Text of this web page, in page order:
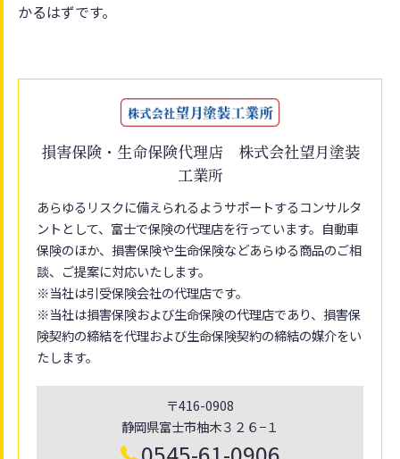
かるはずです。
損害保険・生命保険代理店 株式会社望月塗装
工業所
あらゆるリスクに備えられるようサポートするコンサルタ
ントとして、富士で保険の代理店を行っています。自動車
保険のほか、損害保険や生命保険などあらゆる商品のご相
談、ご提案に対応いたします。
※当社は引受保険会社の代理店です。
※当社は損害保険および生命保険の代理店であり、損害保
険契約の締結を代理および生命保険契約の締結の媒介をい
たします。
〒416-0908
静岡県富士市柚木３２６−１